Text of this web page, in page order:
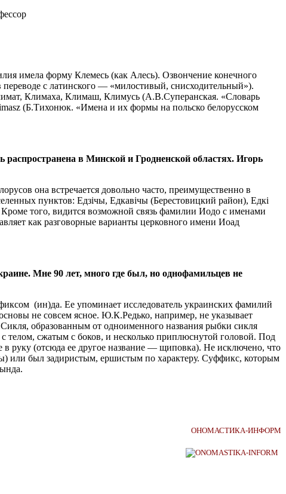
имела форму Клемесь (как Алесь). Озвончение конечного
с латинского — «милостивый, снисходительный»).
Климаха, Климаш, Климусь (А.В.Суперанская. «Словарь
(Б.Тихонюк. «Имена и их формы на польско белорусском
в Минской и Гродненской областях. Игорь
она встречается довольно часто, преимущественно в
пунктов: Едзiчы, Едкавiчы (Берестовицкий район), Едкi
того, видится возможной связь фамилии Иодо с именами
как разговорные варианты церковного имени Иоад
Мне 90 лет, много где был, но однофамильцев не
(ин)да. Ее упоминает исследователь украинских фамилий
не совсем ясное. Ю.К.Редько, например, не указывает
образованным от одноименного названия рыбки сикля
телом, сжатым с боков, и несколько приплюснутой головой. Под
руку (отсюда ее другое название — щиповка). Не исключено, что
или был задиристым, ершистым по характеру. Суффикс, которым
ОНОМАСТИКА-ИНФОРМ